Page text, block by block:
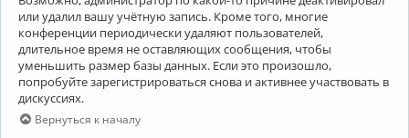
или удалил вашу учётную запись. Кроме того, многие
конференции периодически удаляют пользователей,
длительное время не оставляющих сообщения, чтобы
уменьшить размер базы данных. Если это произошло,
попробуйте зарегистрироваться снова и активнее участвовать в
дискуссиях.
Вернуться к началу